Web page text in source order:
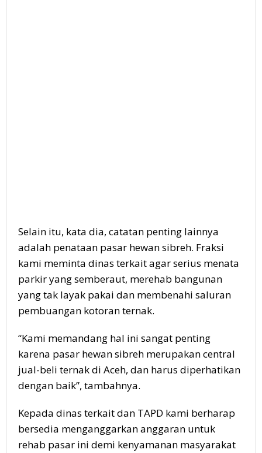
Selain itu, kata dia, catatan penting lainnya
adalah penataan pasar hewan sibreh. Fraksi
kami meminta dinas terkait agar serius menata
parkir yang semberaut, merehab bangunan
yang tak layak pakai dan membenahi saluran
pembuangan kotoran ternak.
“Kami memandang hal ini sangat penting
karena pasar hewan sibreh merupakan central
jual-beli ternak di Aceh, dan harus diperhatikan
dengan baik”, tambahnya.
Kepada dinas terkait dan TAPD kami berharap
bersedia menganggarkan anggaran untuk
rehab pasar ini demi kenyamanan masyarakat